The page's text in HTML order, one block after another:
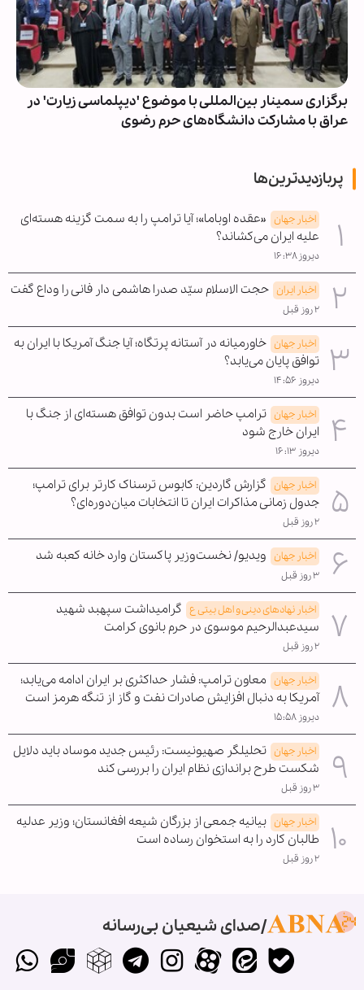
برگزاری سمینار بین‌المللی با موضوع 'دیپلماسی زیارت' در
عراق با مشارکت دانشگاه‌های حرم رضوی
پربازدیدترین‌ها
اخبار جهان «عقده اوباما»؛ آیا ترامپ را به سمت گزینه هسته‌ای
علیه ایران می‌کشاند؟
دیروز ۱۶:۳۸
اخبار ایران حجت الاسلام سیّد صدرا هاشمی دار فانی را وداع گفت
۲ روز قبل
اخبار جهان خاورمیانه در آستانه پرتگاه؛ آیا جنگ آمریکا با ایران به
توافق پایان می‌یابد؟
دیروز ۱۴:۵۶
اخبار جهان ترامپ حاضر است بدون توافق هسته‌ای از جنگ با
ایران خارج شود
دیروز ۱۶:۱۳
اخبار جهان گزارش گاردین: کابوس ترسناک کارتر برای ترامپ؛
جدول زمانی مذاکرات ایران تا انتخابات میان‌دوره‌ای؟
۲ روز قبل
اخبار جهان ویدیو/ نخست‌وزیر پاکستان وارد خانه کعبه شد
۳ روز قبل
اخبار نهادهای دینی و اهل بیتی ع گرامیداشت سپهبد شهید
سیدعبدالرحیم موسوی در حرم بانوی کرامت
۲ روز قبل
اخبار جهان معاون ترامپ: فشار حداکثری بر ایران ادامه می‌یابد؛
آمریکا به دنبال افزایش صادرات نفت و گاز از تنگه هرمز است
دیروز ۱۵:۵۸
اخبار جهان تحلیلگر صهیونیست: رئیس جدید موساد باید دلایل
شکست طرح براندازی نظام ایران را بررسی کند
۳ روز قبل
اخبار جهان بیانیه جمعی از بزرگان شیعه افغانستان؛ وزیر عدلیه
طالبان کارد را به استخوان رساده است
۲ روز قبل
صدای شیعیان بی‌رسانه